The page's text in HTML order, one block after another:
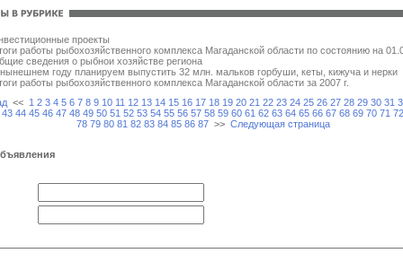
проекты
работы рыбохозяйственного комплекса Магаданской области по состоянию на
сведения о рыбнои хозяйстве региона
году планируем выпустить 32 млн. мальков горбуши, кеты, кижуча и нерки
работы рыбохозяйственного комплекса Магаданской области за 2007 г.
<< 1 2 3 4 5 6 7 8 9 10 11 12 13 14 15 16 17 18 19 20 21 22 23 24 25 26 27 28 29 30 31
43 44 45 46 47 48 49 50 51 52 53 54 55 56 57 58 59 60 61 62 63 64 65 66 67 68 69 70 71 72
78 79 80 81 82 83 84 85 86 87>> Следующая страница